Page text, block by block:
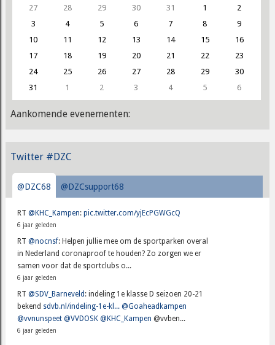
27 28 29 30 31 1
2
3
4 5 6 7 8
9
10
11 12 13 14 15
16
17
18 19 20 21 22
23
24
25 26 27 28 29
30
31
1 2 3 4 5 6
Aankomende evenementen:
Twitter #DZC
@DZC68 @DZCsupport68
RT@KHC_Kampen:pic.twitter.com/yjEcPGWGcQ
6 jaar geleden
RT@nocnsf: Helpen jullie mee om de sportparken overal
in Nederland coronaproof te houden? Zo zorgen we er
samen voor dat de sportclubs o...
6 jaar geleden
RT@SDV_Barneveld : indeling 1e klasse D seizoen 20-21
bekend sdvb.nl/indeling-1e-kl... @Goaheadkampen
@vvnunspeet @VVDOSK @KHC_Kampen @vvben...
6 jaar geleden